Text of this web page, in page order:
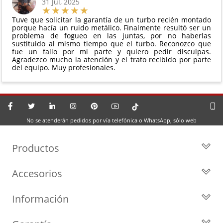
Tuve que solicitar la garantía de un turbo recién montado
porque hacía un ruido metálico. Finalmente resultó ser un
problema de fogueo en las juntas, por no haberlas
sustituido al mismo tiempo que el turbo. Reconozco que
fue un fallo por mi parte y quiero pedir disculpas.
Agradezco mucho la atención y el trato recibido por parte
del equipo. Muy profesionales.
No se atenderán pedidos por vía telefónica o WhatsApp, sólo web
Productos
Turbos por Marca
Cartuchos
Accesorios
Geometrías
Información